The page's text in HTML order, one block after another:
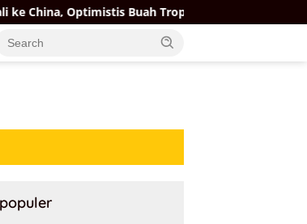
Buah Tropis Kuasai Pasar Global